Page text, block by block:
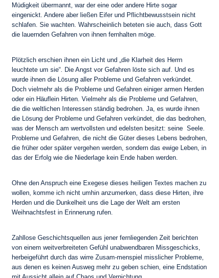
Müdigkeit übermannt, war der eine oder andere Hirte sogar
eingenickt. Andere aber ließen Eifer und Pflichtbewusstsein nicht
schlafen. Sie wachten. Wahrscheinlich beteten sie auch, dass Gott
die lauernden Gefahren von ihnen fernhalten möge.
Plötzlich erschien ihnen ein Licht und „die Klarheit des Herrn
leuchtete um sie“. Die Angst vor Gefahren löste sich auf. Und es
wurde ihnen die Lösung aller Probleme und Gefahren verkündet.
Doch vielmehr als die Probleme und Gefahren einiger armen Herden
oder ein Häuflein Hirten. Vielmehr als die Probleme und Gefahren,
die die weltlichen Interessen ständig bedrohen. Ja, es wurde ihnen
die Lösung der Probleme und Gefahren verkündet, die das bedrohen,
was der Mensch am wertvollsten und edelsten besitzt: seine Seele.
Probleme und Gefahren, die nicht die Güter dieses Lebens bedrohen,
die früher oder später vergehen werden, sondern das ewige Leben, in
das der Erfolg wie die Niederlage kein Ende haben werden.
Ohne den Anspruch eine Exegese dieses heiligen Textes machen zu
wollen, komme ich nicht umhin anzumerken, dass diese Hirten, ihre
Herden und die Dunkelheit uns die Lage der Welt am ersten
Weihnachtsfest in Erinnerung rufen.
Zahllose Geschichtsquellen aus jener fernliegenden Zeit berichten
von einem weitverbreiteten Gefühl unabwendbaren Missgeschicks,
herbeigeführt durch das wirre Zusam-menspiel misslicher Probleme,
aus denen es keinen Ausweg mehr zu geben schien, eine Endstation